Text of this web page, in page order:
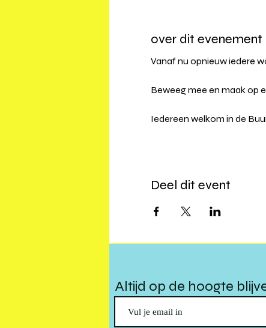
over dit evenement
Vanaf nu opnieuw iedere
Beweeg mee en maak op
Iedereen welkom in de
Deel dit event
Altijd op de hoogte